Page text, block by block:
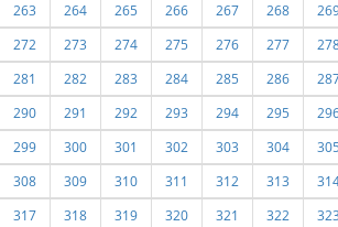
263
264 265 266 267 268
272
273 274 275 276 277
281
282 283 284 285 286
290
291 292 293 294 295
299
300 301 302 303 304
308
309 310 311 312 313
317
318 319 320 321 322 323